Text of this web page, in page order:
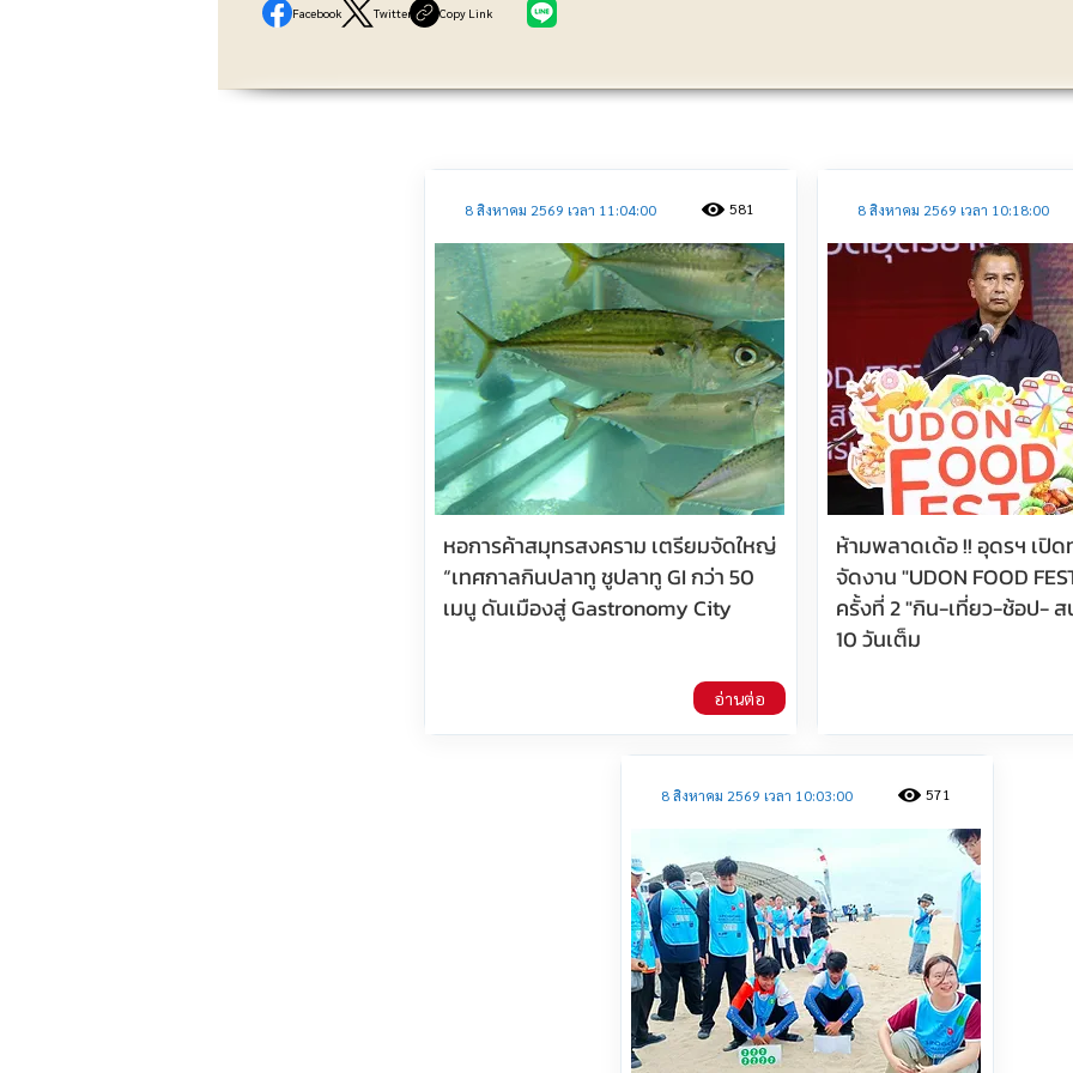
Facebook Twitter Copy Link
ประชาสัมพันธ์
8 สิงหาคม 2569 เวลา 11:04:00
หอการค้าสมุทรสงคราม เตรียมจัดใหญ่
“เทศกาลกินปลาทู ชูปลาทู GI กว่า 50
เมนู ดันเมืองสู่ Gastronomy City
581
อ่านต่อ
8 สิงหาคม 2569 เวลา 10:18:00
ห้ามพลาดเด้อ !! อุดรฯ เปิด
จัดงาน "UDON FOOD
ครั้งที่ 2 "กิน-เที่ยว-ช้อป-
10 วันเต็ม
8 สิงหาคม 2569 เวลา 10:03:00 571